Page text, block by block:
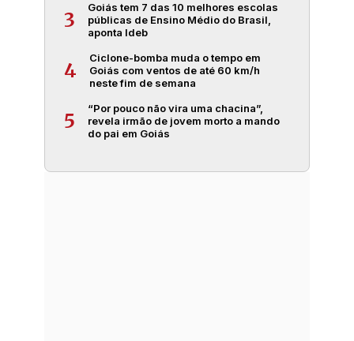
3
Goiás tem 7 das 10 melhores escolas
públicas de Ensino Médio do Brasil,
aponta Ideb
4
Ciclone-bomba muda o tempo em
Goiás com ventos de até 60 km/h
neste fim de semana
5
“Por pouco não vira uma chacina”,
revela irmão de jovem morto a mando
do pai em Goiás